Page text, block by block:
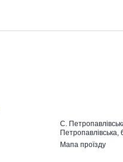
C.
Петропавлівська,
Мапа проїзду